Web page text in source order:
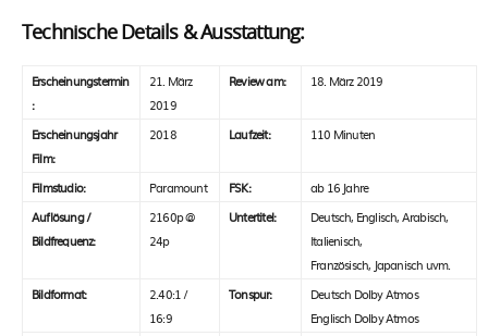
Technische Details & Ausstattung:
Erscheinungstermin
:
21. März
2019
Review am: 18. März 2019
Erscheinungsjahr
Film:
2018 Laufzeit: 110 Minuten
Filmstudio: Paramount FSK:
ab 16 Jahre
Auflösung /
Bildfrequenz:
2160p @
24p
Untertitel:
Deutsch, Englisch, Arabisch,
Italienisch,
Französisch, Japanisch uvm.
Bildformat:
2.40:1 /
16:9
Tonspur:
Deutsch Dolby Atmos
Englisch Dolby Atmos